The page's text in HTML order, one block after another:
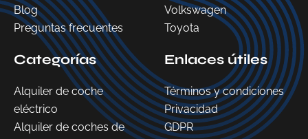
Blog
Preguntas frecuentes
Volkswagen
Toyota
Categorías
Alquiler de coche
eléctrico
Alquiler de coches de
Enlaces útiles
Términos y condiciones
Privacidad
GDPR